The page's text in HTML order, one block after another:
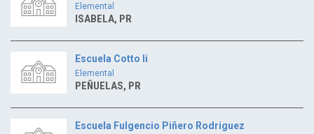
Elemental
ISABELA, PR
Escuela Cotto Ii
Elemental
PEÑUELAS, PR
Escuela Fulgencio Piñero Rodriguez